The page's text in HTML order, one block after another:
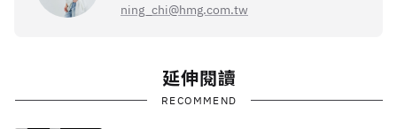
ning_chi@hmg.com.tw
延伸閱讀
RECOMMEND